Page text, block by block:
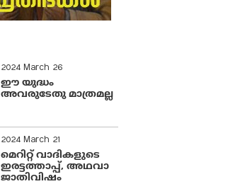
2024 March 26
ഈ യുദ്ധം
അവരുടേതു മാത്രമല്ല
2024 March 21
മെറിറ്റ് വാദികളുടെ
ഇരട്ടത്താപ്പ്, അഥവാ
ജാതിവിഷം